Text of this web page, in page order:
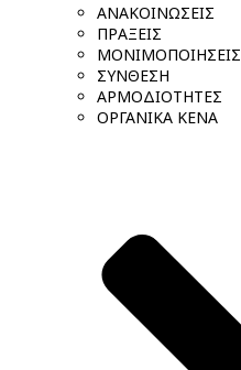
ΑΝΑΚΟΙΝΩΣΕΙΣ
ΠΡΑΞΕΙΣ
ΜΟΝΙΜΟΠΟΙΗΣΕΙΣ
ΣΥΝΘΕΣΗ
ΑΡΜΟΔΙΟΤΗΤΕΣ
ΟΡΓΑΝΙΚΑ ΚΕΝΑ